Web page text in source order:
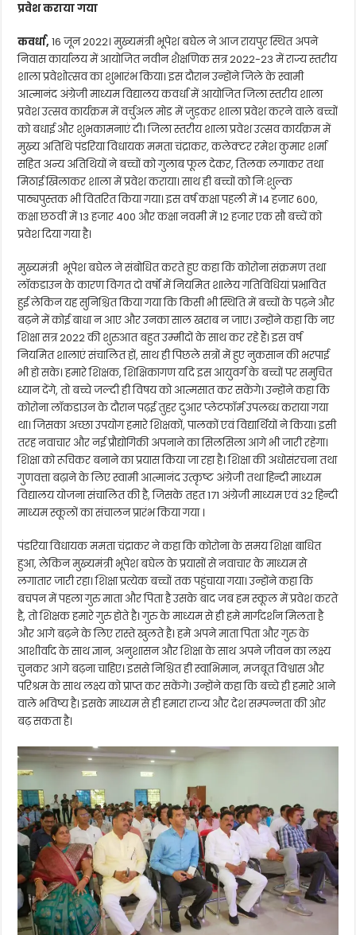
प्रवेश कराया गया
कवर्धा,16 जून 2022। मुख्यमंत्री भूपेश बघेल ने आज रायपुर स्थित अपने
निवास कार्यालय में आयोजित नवीन शैक्षणिक सत्र 2022-23 में राज्य स्तरीय
शाला प्रवेशोत्सव का शुभारंभ किया। इस दौरान उन्होंने जिले के स्वामी
आत्मानंद अंग्रेजी माध्यम विद्यालय कवर्धा में आयोजित जिला स्तरीय शाला
प्रवेश उत्सव कार्यक्रम में वर्चुअल मोड में जुड़कर शाला प्रवेश करने वाले बच्चों
को बधाई और शुभकामनाएं दी। जिला स्तरीय शाला प्रवेश उत्सव कार्यक्रम में
मुख्य अतिथि पंडरिया विधायक ममता चंद्राकर, कलेक्टर रमेश कुमार शर्मा
सहित अन्य अतिथियों ने बच्चों को गुलाब फूल देकर, तिलक लगाकर तथा
मिठाई खिलाकर शाला में प्रवेश कराया। साथ ही बच्चों को निःशुल्क
पाठ्यपुस्तक भी वितरित किया गया। इस वर्ष कक्षा पहली में 14 हजार 600,
कक्षा छठवीं में 13 हजार 400 और कक्षा नवमी में 12 हजार एक सौ बच्चें को
प्रवेश दिया गया है।
मुख्यमंत्री भूपेश बघेल ने संबोधित करते हुए कहा कि कोरोना संक्रमण तथा
लॉकडाउन के कारण विगत दो वर्षों में नियमित शालेय गतिविधियां प्रभावित
हुई लेकिन यह सुनिश्चित किया गया कि किसी भी स्थिति में बच्चों के पढ़ने और
बढ़ने में कोई बाधा न आए और उनका साल खराब न जाए। उन्होंने कहा कि नए
शिक्षा सत्र 2022 की शुरुआत बहुत उम्मीदों के साथ कर रहे हैं। इस वर्ष
नियमित शालाएं संचालित हों, साथ ही पिछले सत्रों में हुए नुकसान की भरपाई
भी हो सके। हमारे शिक्षक, शिक्षिकागण यदि इस आयुवर्ग के बच्चों पर समुचित
ध्यान देंगे, तो बच्चे जल्दी ही विषय को आत्मसात कर सकेंगे। उन्होंने कहा कि
कोरोना लॉकडाउन के दौरान पढ़ई तुहर दुआर प्लेटफॉर्म उपलब्ध कराया गया
था। जिसका अच्छा उपयोग हमारे शिक्षकों, पालकों एवं विद्यार्थियों ने किया। इसी
तरह नवाचार और नई प्रौद्योगिकी अपनाने का सिलसिला आगे भी जारी रहेगा।
शिक्षा को रूचिकर बनाने का प्रयास किया जा रहा है। शिक्षा की अधोसंरचना तथा
गुणवत्ता बढ़ाने के लिए स्वामी आत्मानंद उत्कृष्ट अंग्रेजी तथा हिन्दी माध्यम
विद्यालय योजना संचालित की है, जिसके तहत 171 अंग्रेजी माध्यम एवं 32 हिन्दी
माध्यम स्कूलों का संचालन प्रारंभ किया गया ।
पंडरिया विधायक ममता चंद्राकर ने कहा कि कोरोना के समय शिक्षा बाधित
हुआ, लेकिन मुख्यमंत्री भूपेश बघेल के प्रयासों से नवाचार के माध्यम से
लगातार जारी रहा। शिक्षा प्रत्येक बच्चों तक पहुंचाया गया। उन्होंने कहा कि
बचपन में पहला गुरु माता और पिता है उसके बाद जब हम स्कूल में प्रवेश करते
है, तो शिक्षक हमारे गुरु होते है। गुरु के माध्यम से ही हमे मार्गदर्शन मिलता है
और आगे बढ़ने के लिए रास्ते खुलते है। हमे अपने माता पिता और गुरु के
आशीर्वाद के साथ ज्ञान, अनुशासन और शिक्षा के साथ अपने जीवन का लक्ष्य
चुनकर आगे बढ़ना चाहिए। इससे निश्चित ही स्वाभिमान, मजबूत विश्वास और
परिश्रम के साथ लक्ष्य को प्राप्त कर सकेंगे। उन्होंने कहा कि बच्चे ही हमारे आने
वाले भविष्य है। इसके माध्यम से ही हमारा राज्य और देश सम्पन्नता की ओर
बढ़ सकता है।